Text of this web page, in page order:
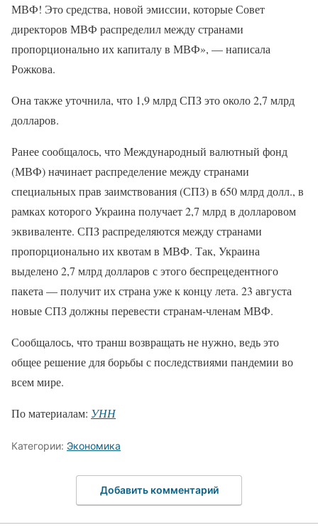
МВФ! Это средства, новой эмиссии, которые Совет
директоров МВФ распределил между странами
пропорционально их капиталу в МВФ», — написала
Рожкова.
Она также уточнила, что 1,9 млрд СПЗ это около 2,7 млрд
долларов.
Ранее сообщалось, что Международный валютный фонд
(МВФ) начинает распределение между странами
специальных прав заимствования (СПЗ) в 650 млрд долл., в
рамках которого Украина получает 2,7 млрд в долларовом
эквиваленте. СПЗ распределяются между странами
пропорционально их квотам в МВФ. Так, Украина
выделено 2,7 млрд долларов с этого беспрецедентного
пакета — получит их страна уже к концу лета. 23 августа
новые СПЗ должны перевести странам-членам МВФ.
Сообщалось, что транш возвращать не нужно, ведь это
общее решение для борьбы с последствиями пандемии во
всем мире.
По материалам: УНН
Категории: Экономика
Добавить комментарий